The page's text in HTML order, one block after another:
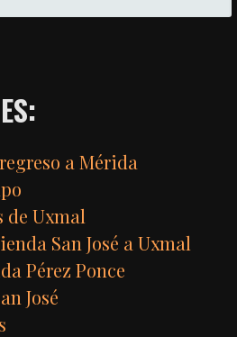
a Mérida
de Uxmal
San José a Uxmal
Pérez Ponce
José